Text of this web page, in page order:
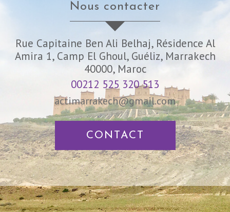
nous contacter
Rue Capitaine Ben Ali Belhaj, Résidence Al
Amira 1, Camp El Ghoul, Guéliz, Marrakech
40000, Maroc
00212 525 320 513
actimarrakech@gmail.com
CONTACT